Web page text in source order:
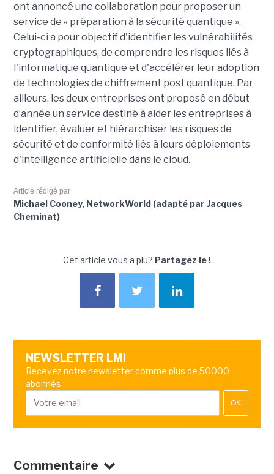
ont annoncé une collaboration pour proposer un
service de « préparation à la sécurité quantique ».
Celui-ci a pour objectif d'identifier les vulnérabilités
cryptographiques, de comprendre les risques liés à
l'informatique quantique et d'accélérer leur adoption
de technologies de chiffrement post quantique. Par
ailleurs, les deux entreprises ont proposé en début
d’année un service destiné à aider les entreprises à
identifier, évaluer et hiérarchiser les risques de
sécurité et de conformité liés à leurs déploiements
d'intelligence artificielle dans le cloud.
Article rédigé par
Michael Cooney, NetworkWorld (adapté par Jacques
Cheminat)
Cet article vous a plu? Partagez le !
NEWSLETTER LMI
Recevez notre newsletter comme plus de 50000
abonnés
OK
Commentaire